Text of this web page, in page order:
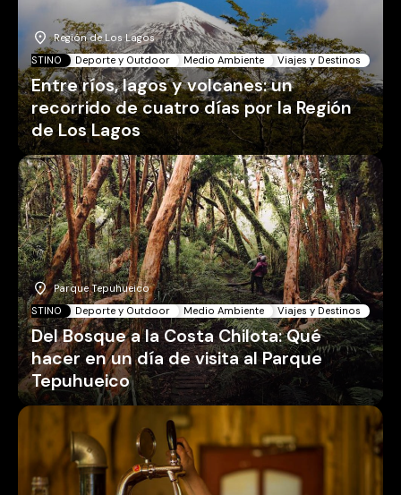
Región de Los Lagos
DESTINO
Deporte y Outdoor Medio Ambiente Viajes y Destinos
Entre ríos, lagos y volcanes: un
recorrido de cuatro días por la Región
de Los Lagos
Parque Tepuhueico
DESTINO
Deporte y Outdoor Medio Ambiente Viajes y Destinos
Del Bosque a la Costa Chilota: Qué
hacer en un día de visita al Parque
Tepuhueico